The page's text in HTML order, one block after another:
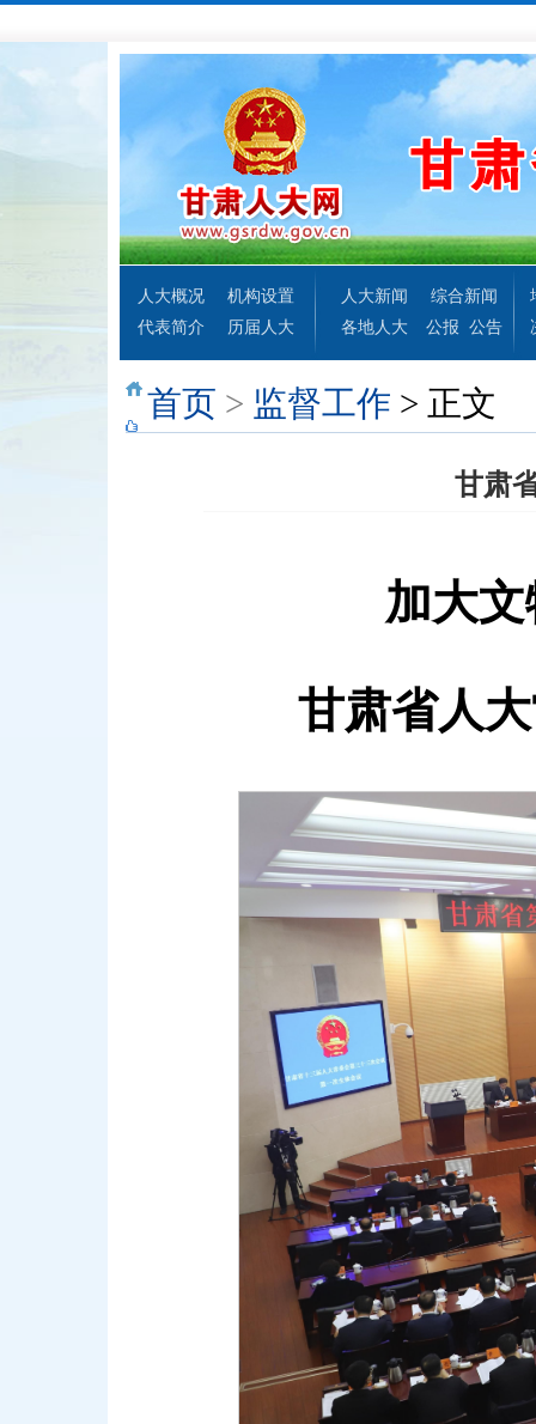
人大概况
机构设置
代表简介
历届人大
人大新闻
综合新闻
各地人大
公报 公告
首页 > 监督工作 > 正文
甘肃
加大文物
甘肃省人大